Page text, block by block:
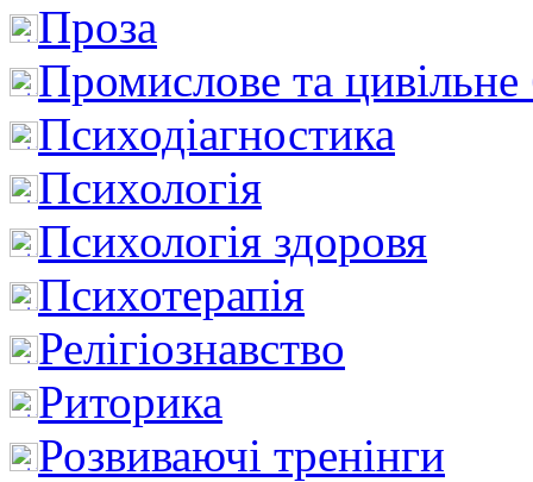
Проза
Промислове та цивільне
Психодіагностика
Психологія
Психологія здоровя
Психотерапія
Релігіознавство
Риторика
Розвиваючі тренінги